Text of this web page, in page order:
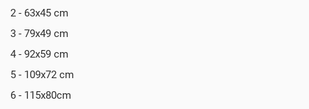
2 - 63x45 cm
3 - 79x49 cm
4 - 92x59 cm
5 - 109x72 cm
6 - 115x80cm